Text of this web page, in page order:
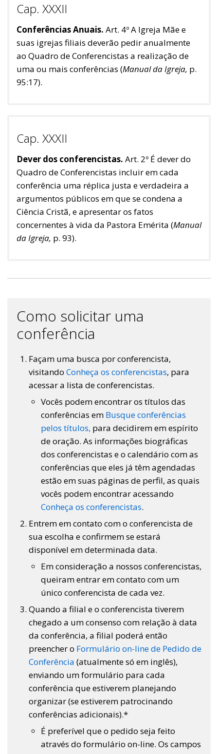
Cap. XXXII
Conferências Anuais. Art. 4º A Igreja Mãe e
suas igrejas filiais deverão pedir anualmente
ao Quadro de Conferencistas a realização de
uma ou mais conferências (Manual da Igreja, p.
95:17).
Cap. XXXII
Dever dos conferencistas. Art. 2º É dever do
Quadro de Conferencistas incluir em cada
conferência uma réplica justa e verdadeira a
argumentos públicos em que se condena a
Ciência Cristã, e apresentar os fatos
concernentes à vida da Pastora Emérita (Manual
da Igreja, p. 93).
Como solicitar uma
conferência
Façam uma busca por conferencista,
visitando Conheça os conferencistas, para
acessar a lista de conferencistas.
Vocês podem encontrar os títulos das
conferências em Busque conferências
pelos títulos, para decidirem em espírito
de oração. As informações biográficas
dos conferencistas e o calendário com as
conferências que eles já têm agendadas
estão em suas páginas de perfil, as quais
vocês podem encontrar acessando
Conheça os conferencistas.
Entrem em contato com o conferencista de
sua escolha e confirmem se estará
disponível em determinada data.
Em consideração a nossos conferencistas,
queiram entrar em contato com um
único conferencista de cada vez.
Quando a filial e o conferencista tiverem
chegado a um consenso com relação à data
da conferência, a filial poderá então
preencher o Formulário on-line de Pedido de
Conferência (atualmente só em inglês),
enviando um formulário para cada
conferência que estiverem planejando
organizar (se estiverem patrocinando
conferências adicionais).*
É preferível que o pedido seja feito
através do formulário on-line. Os campos